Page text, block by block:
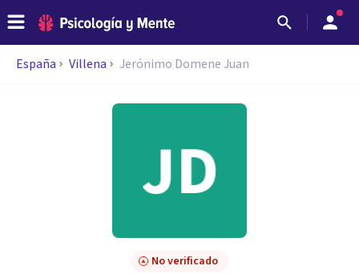
España Villena Jerónimo Domene Juan
No verificado